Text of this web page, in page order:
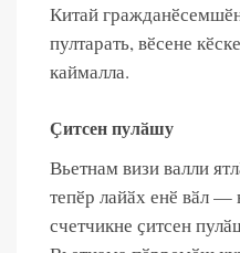
Китай
пултарать, вӗсене
каймалла.
Ҫитсен пулӑшу
Вьетнам визи валли
тепӗр лайӑх енӗ вӑл
счетчикне ҫитсен